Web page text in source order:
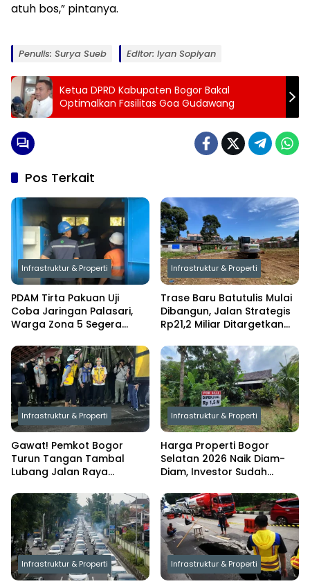
atuh bos,” pintanya.
Penulis: Surya Sueb Editor: Iyan Sopiyan
Ketua DPRD Kabupaten Bogor Bakal
Optimalkan Fasilitas Goa Gudawang
Pos Terkait
Infrastruktur & Properti
PDAM Tirta Pakuan Uji
Coba Jaringan Palasari,
Warga Zona 5 Segera
Jam
Infrastruktur & Properti
Trase Baru Batutulis Mulai
Dibangun, Jalan Strategis
Rp21,2 Miliar Ditargetkan
Infrastruktur & Properti
Gawat! Pemkot Bogor
Turun Tangan Tambal
Lubang Jalan Raya
Ambil Langkah Berani
Infrastruktur & Properti
Harga Properti Bogor
Selatan 2026 Naik Diam-
Diam, Investor Sudah
Infrastruktur & Properti Infrastruktur & Properti